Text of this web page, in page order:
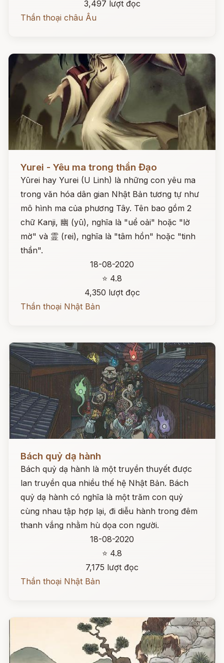
3,497 lượt đọc
Thần thoại châu Âu
Yurei - Yêu ma trong thần Đạo
Yūrei hay Yurei (U Linh) là những con yêu ma
trong văn hóa dân gian Nhật Bản tương tự như
mô hình ma của phương Tây. Tên bao gồm 2
chữ Kanji, 幽 (yū), nghĩa là "uể oải" hoặc "lờ
mờ" và 霊 (rei), nghĩa là "tâm hồn" hoặc "tinh
thần".
18-08-2020
⭐ 4.8
4,350 lượt đọc
Thần thoại Nhật Bản
Bách quỷ dạ hành
Bách quỷ dạ hành là một truyền thuyết được
lan truyền qua nhiều thế hệ Nhật Bản. Bách
quỷ dạ hành có nghĩa là một trăm con quỷ
cùng nhau tập hợp lại, đi diễu hành trong đêm
thanh vắng nhằm hù dọa con người.
18-08-2020
⭐ 4.8
7,175 lượt đọc
Thần thoại Nhật Bản